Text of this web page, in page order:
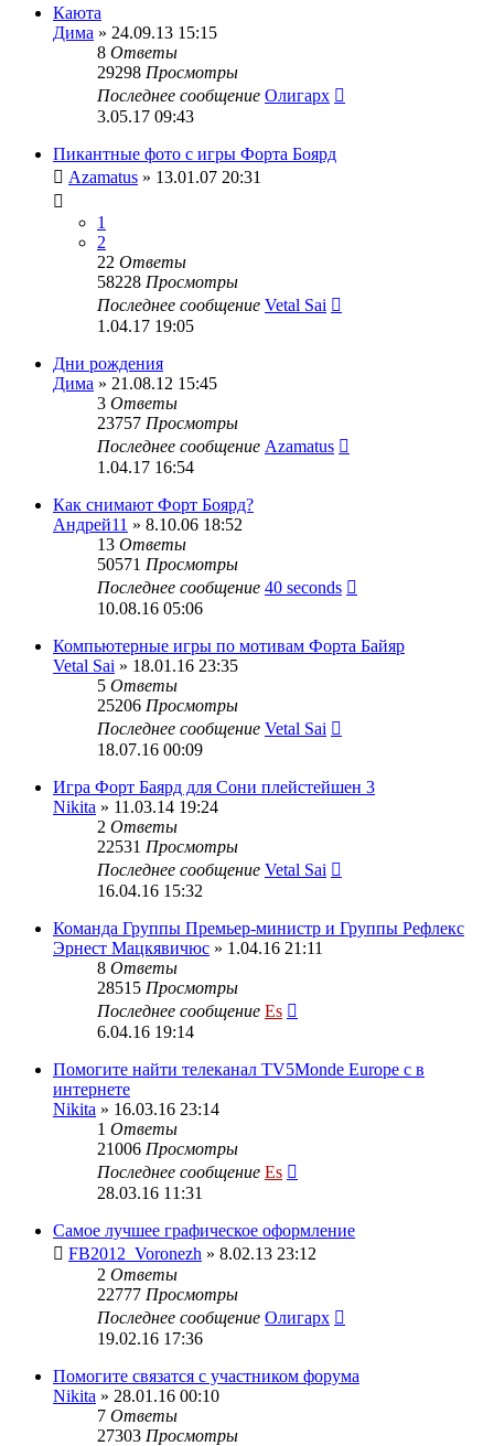
Каюта
Дима » 24.09.13 15:15
8 Ответы
29298 Просмотры
Последнее сообщение Олигарх
3.05.17 09:43
Пикантные фото с игры Форта Боярд
Azamatus » 13.01.07 20:31
1
2
22 Ответы
58228 Просмотры
Последнее сообщение Vetal Sai
1.04.17 19:05
Дни рождения
Дима » 21.08.12 15:45
3 Ответы
23757 Просмотры
Последнее сообщение Azamatus
1.04.17 16:54
Как снимают Форт Боярд?
Андрей11 » 8.10.06 18:52
13 Ответы
50571 Просмотры
Последнее сообщение 40 seconds
10.08.16 05:06
Компьютерные игры по мотивам Форта Байяр
Vetal Sai » 18.01.16 23:35
5 Ответы
25206 Просмотры
Последнее сообщение Vetal Sai
18.07.16 00:09
Игра Форт Баярд для Сони плейстейшен 3
Nikita » 11.03.14 19:24
2 Ответы
22531 Просмотры
Последнее сообщение Vetal Sai
16.04.16 15:32
Команда Группы Премьер-министр и Группы Рефлекс
Эрнест Мацкявичюс » 1.04.16 21:11
8 Ответы
28515 Просмотры
Последнее сообщение Es
6.04.16 19:14
Помогите найти телеканал TV5Monde Europe с в
интернете
Nikita » 16.03.16 23:14
1 Ответы
21006 Просмотры
Последнее сообщение Es
28.03.16 11:31
Самое лучшее графическое оформление
FB2012_Voronezh » 8.02.13 23:12
2 Ответы
22777 Просмотры
Последнее сообщение Олигарх
19.02.16 17:36
Помогите связатся с участником форума
Nikita » 28.01.16 00:10
7 Ответы
27303 Просмотры